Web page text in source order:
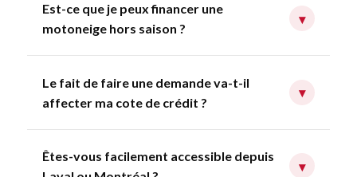
Est-ce que je peux financer une
motoneige hors saison ?
▾
Le fait de faire une demande va-t-il
affecter ma cote de crédit ?
▾
Êtes-vous facilement accessible depuis
▾